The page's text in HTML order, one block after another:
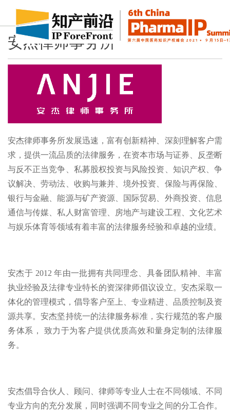
安杰律师事务所
安杰律师事务所发展迅速，富有创新精神、深刻理解客户需
求，提供一流品质的法律服务，在资本市场与证券、反垄断
与反不正当竞争、私募股权投资与风险投资、知识产权、争
议解决、劳动法、收购与兼并、境外投资、保险与再保险、
银行与金融、能源与矿产资源、国际贸易、外商投资、信息
通信与传媒、私人财富管理、房地产与建设工程、文化艺术
与娱乐体育等领域有着丰富的法律服务经验和卓越的业绩。
安杰于 2012 年由一批拥有共同理念、具备团队精神、丰富
执业经验及法律专业特长的资深律师倡议设立。安杰采取一
体化的管理模式，倡导客户至上、专业精进、品质控制及资
源共享。安杰坚持统一的法律服务标准，实行规范的客户服
务体系， 致力于为客户提供优质高效和量身定制的法律服
务。
安杰倡导合伙人、顾问、律师等专业人士在不同领域、不同
专业方向的充分发展，同时强调不同专业之间的分工合作。